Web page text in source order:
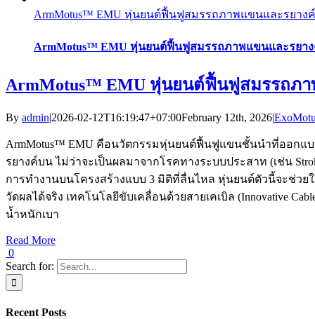
ArmMotus™ EMU หุ่นยนต์ฟื้นฟูสมรรถภาพแขนและรยาง
ArmMotus™ EMU หุ่นยนต์ฟื้นฟูสมรรถภาพแขนและรยา
ArmMotus™ EMU หุ่นยนต์ฟื้นฟูสมรรถภ
By admin|2026-02-12T16:19:47+07:00February 12th, 2026|
ArmMotus™ EMU คือนวัตกรรมหุ่นยนต์ฟื้นฟูแขนชั้นนำที่ออกแ
รยางค์บน ไม่ว่าจะเป็นผลมาจากโรคทางระบบประสาท (เช่น
การทำงานบนโครงสร้างแบบ 3 มิติที่ลื่นไหล หุ่นยนต์ตัวนี้จะช่ว
วัดผลได้จริง เทคโนโลยีขับเคลื่อนด้วยสายเคเบิล (Innovative
น้ำหนักเบา
Read More
0
Search for:
Recent Posts